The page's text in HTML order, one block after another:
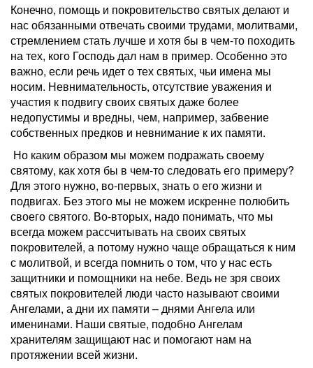
Конечно, помощь и покровительство святых делают и
нас обязанными отвечать своими трудами, молитвами,
стремлением стать лучше и хотя бы в чем-то походить
на тех, кого Господь дал нам в пример. Особенно это
важно, если речь идет о тех святых, чьи имена мы
носим. Невнимательность, отсутствие уважения и
участия к подвигу своих святых даже более
недопустимы и вредны, чем, например, забвение
собственных предков и невнимание к их памяти.
Но каким образом мы можем подражать своему
святому, как хотя бы в чем-то следовать его примеру?
Для этого нужно, во-первых, знать о его жизни и
подвигах. Без этого мы не можем искренне полюбить
своего святого. Во-вторых, надо понимать, что мы
всегда можем рассчитывать на своих святых
покровителей, а потому нужно чаще обращаться к ним
с молитвой, и всегда помнить о том, что у нас есть
защитники и помощники на небе. Ведь не зря своих
святых покровителей люди часто называют своими
Ангелами, а дни их памяти – днями Ангела или
именинами. Наши святые, подобно Ангелам
хранителям защищают нас и помогают нам на
протяжении всей жизни.